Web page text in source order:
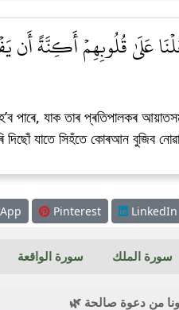
قُلُوبِهِمۡ أَكِنَّةً أَن
যাক তাৰ প্ৰতিপালকৰ
যাতে সিহঁতে কোৰআন বুজিব
Pinterest LinkedIn
سورة الملك سورة الواقعة
من دعوة صالحة 🌿